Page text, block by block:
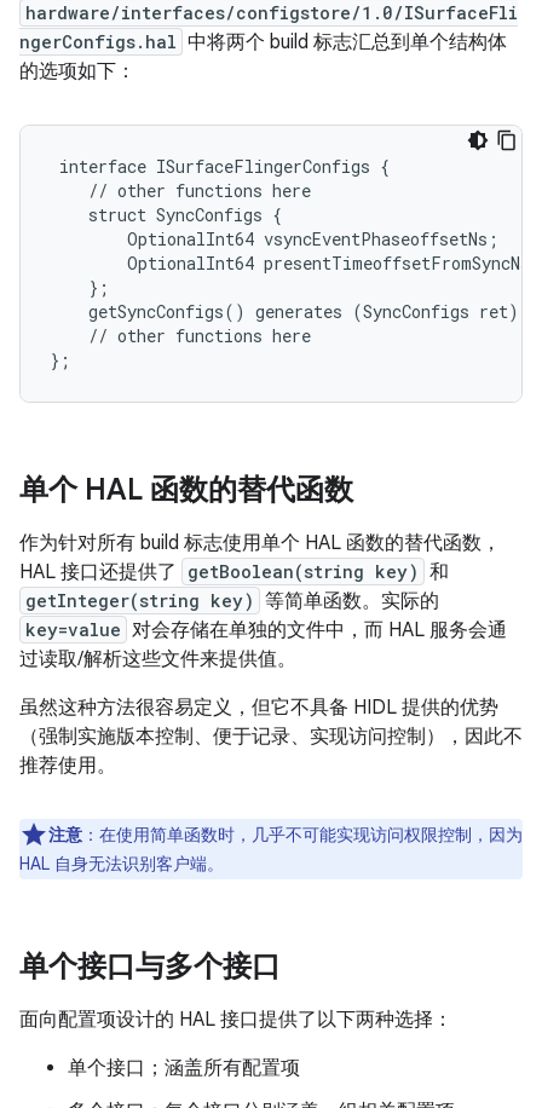
hardware/interfaces/configstore/1.0/ISurfaceFli
ngerConfigs.hal 中将两个 build 标志汇总到单个结构体
的选项如下：
interface ISurfaceFlingerConfigs {
    // other functions here
    struct SyncConfigs {
        OptionalInt64 vsyncEventPhaseoffsetNs;
        OptionalInt64 presentTimeoffsetFromSyncNs;
    };
    getSyncConfigs() generates (SyncConfigs ret);
    // other functions here
单个 HAL 函数的替代函数
作为针对所有 build 标志使用单个 HAL 函数的替代函数，
HAL 接口还提供了
getBoolean(string key) 和
getInteger(string key) 等简单函数。实际的
key=value 对会存储在单独的文件中，而 HAL 服务会通
过读取/解析这些文件来提供值。
虽然这种方法很容易定义，但它不具备 HIDL 提供的优势
（强制实施版本控制、便于记录、实现访问控制），因此不
推荐使用。
注意 ：在使用简单函数时，几乎不可能实现访问权限控制，因为
HAL 自身无法识别客户端。
单个接口与多个接口
面向配置项设计的 HAL 接口提供了以下两种选择：
单个接口；涵盖所有配置项